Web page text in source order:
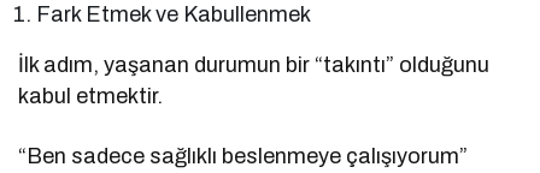
Fark Etmek ve Kabullenmek
İlk adım, yaşanan durumun bir “takıntı” olduğunu
kabul etmektir.
“Ben sadece sağlıklı beslenmeye çalışıyorum”